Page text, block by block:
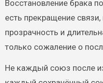
Восстановление брака
есть прекращение
прозрачность и
только сожаление о
Не каждый союз после